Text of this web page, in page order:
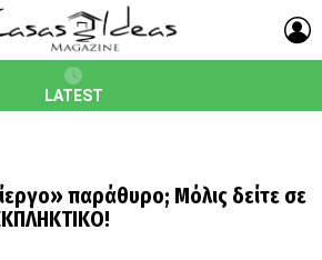
LATEST
παράθυρο; Μόλις δείτε σε